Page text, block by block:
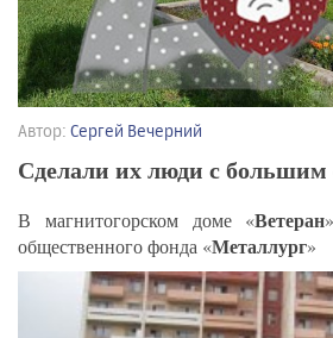
Автор: Сергей Вечерний
Сделали их люди с
В магнитогорском доме «Ветеран
общественного фонда «Металлург»